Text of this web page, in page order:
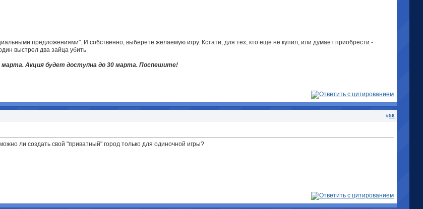
предложениями". И собственно, выберете желаемую игру. Кстати, для тех, кто еще не купил, или думает приобрести -
выстрел два зайца убить
марта. Акция будет доступна до 30 марта. Поспешите!
#56
ли создать свой "приватный" город только для одиночной игры?